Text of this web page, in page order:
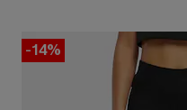
-14%